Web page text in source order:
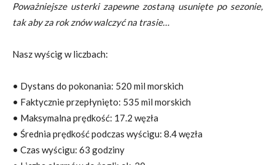
Poważniejsze usterki zapewne zostaną usunięte po sezonie,
tak aby za rok znów walczyć na trasie…
Nasz wyścig w liczbach:
• Dystans do pokonania: 520 mil morskich
• Faktycznie przepłynięto: 535 mil morskich
• Maksymalna prędkość: 17.2 węzła
• Średnia prędkość podczas wyścigu: 8.4 węzła
• Czas wyścigu: 63 godziny